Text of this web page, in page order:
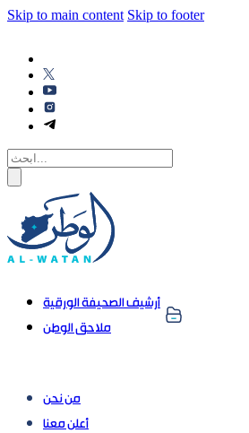
Skip to main content Skip to footer
أرشيف الصحيفة الورقية
ملاحق الوطن
من نحن
أعلن معنا